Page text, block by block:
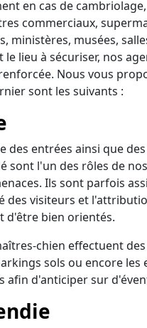
en cas de
commerciaux,
ministères, musées,
lieu à sécuriser, nos
Nous vous
sont les suivants :
des entrées ainsi que
sont l'un des rôles de nos
Ils sont parfois
des visiteurs et
d'être bien orientés.
chien effectuent
sols ou encore
afin d'anticiper sur